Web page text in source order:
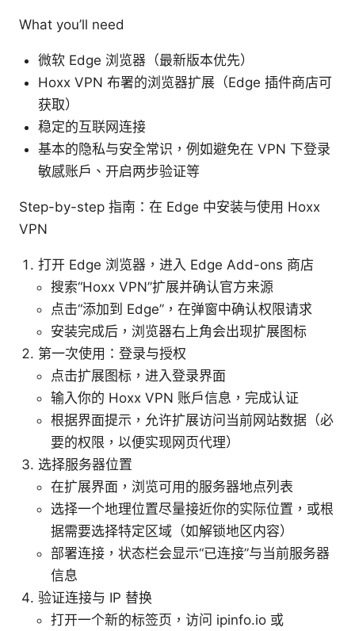
What you’ll need
微软 Edge 浏览器（最新版本优先）
Hoxx VPN 布署的浏览器扩展（Edge 插件商店可
获取）
稳定的互联网连接
基本的隐私与安全常识，例如避免在 VPN 下登录
敏感账户、开启两步验证等
Step-by-step 指南：在 Edge 中安装与使用 Hoxx
VPN
打开 Edge 浏览器，进入 Edge Add-ons 商店
搜索“Hoxx VPN”扩展并确认官方来源
点击“添加到 Edge”，在弹窗中确认权限请求
安装完成后，浏览器右上角会出现扩展图标
第一次使用：登录与授权
点击扩展图标，进入登录界面
输入你的 Hoxx VPN 账户信息，完成认证
根据界面提示，允许扩展访问当前网站数据（必
要的权限，以便实现网页代理）
选择服务器位置
在扩展界面，浏览可用的服务器地点列表
选择一个地理位置尽量接近你的实际位置，或根
据需要选择特定区域（如解锁地区内容）
部署连接，状态栏会显示“已连接”与当前服务器
信息
验证连接与 IP 替换
打开一个新的标签页，访问 ipinfo.io 或